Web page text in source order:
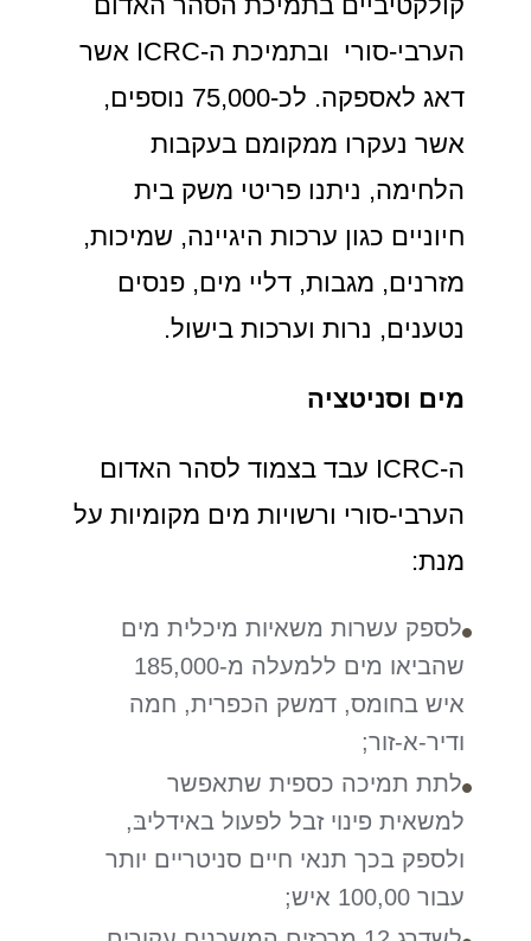
הערבי-סורי ובתמיכת ה-ICRC אשר
דאג לאספקה. לכ-75,000 נוספים,
אשר נעקרו ממקומם בעקבות
הלחימה, ניתנו פריטי משק בית
חיוניים כגון ערכות היגיינה, שמיכות,
מזרנים, מגבות, דליי מים, פנסים
נטענים, נרות וערכות בישול.
מים וסניטציה
ה-ICRC עבד בצמוד לסהר האדום
הערבי-סורי ורשויות מים מקומיות על
מנת:
לספק עשרות משאיות מיכלית מים
שהביאו מים ללמעלה מ-185,000
איש בחומס, דמשק הכפרית, חמה
ודיר-א-זור;
לתת תמיכה כספית שתאפשר
למשאית פינוי זבל לפעול באידליבּ,
ולספק בכך תנאי חיים סניטריים יותר
עבור 100,00 איש;